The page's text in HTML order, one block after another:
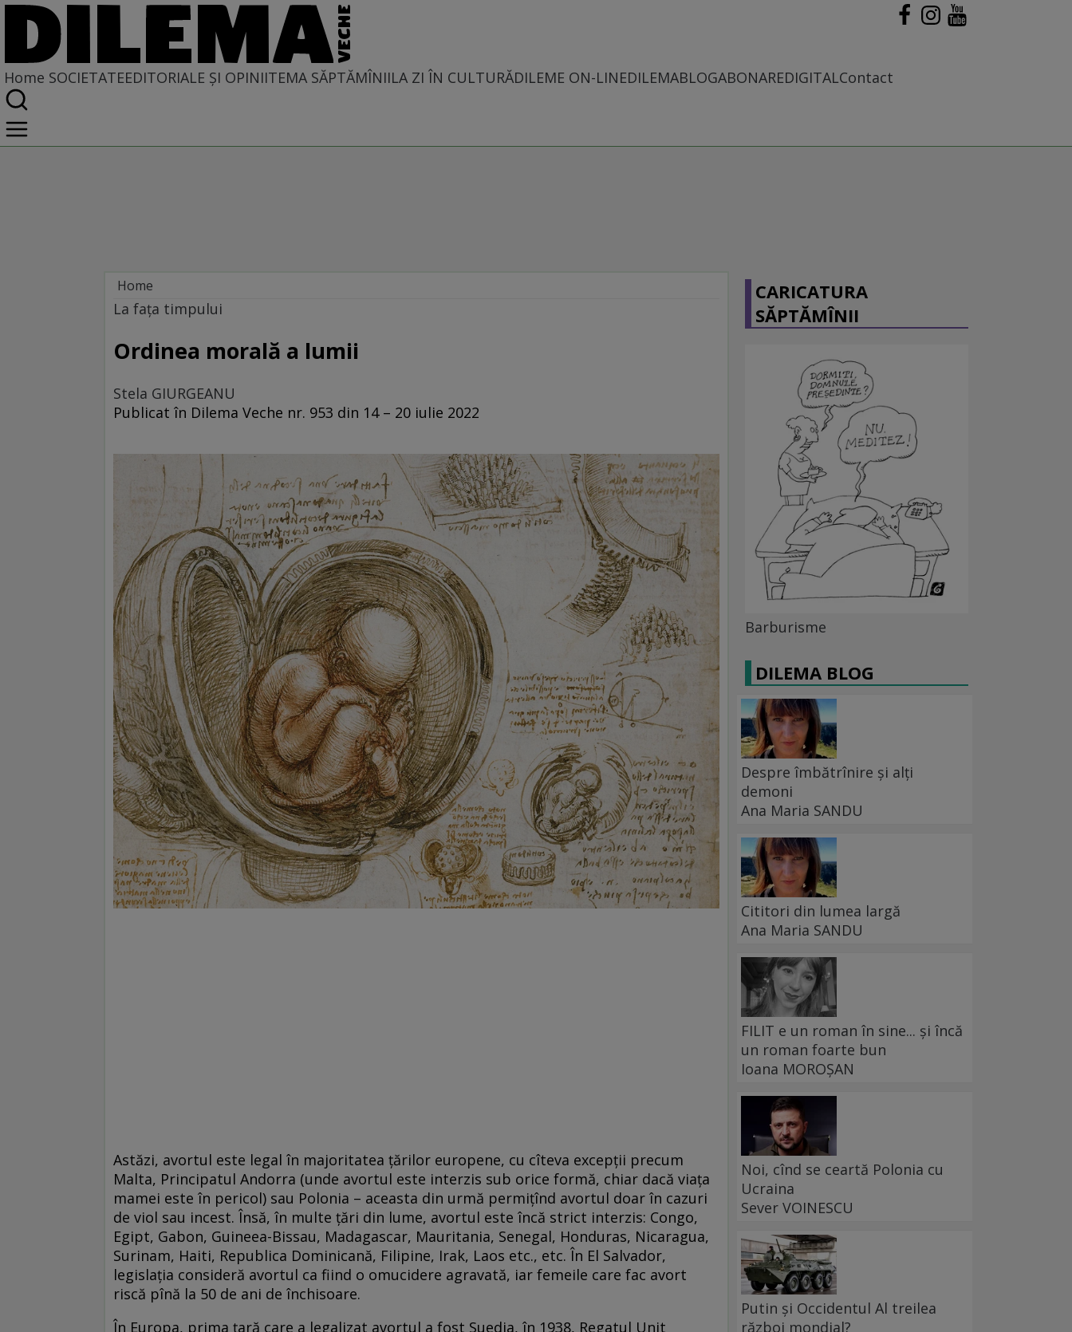
Home SOCIETATEEDITORIALE ȘI OPINIITEMA SĂPTĂMÎNIILA ZI ÎN CULTURĂDILEME ON-LINEDILEMABLOGABONAREDIGITALContact
Home
Societate
La fața timpului
Ordinea morală a lumii
Stela GIURGEANU
Publicat în Dilema Veche nr. 953 din 14 – 20 iulie 2022
Astăzi, avortul este legal în majoritatea țărilor europene, cu cîteva excepții precum
Malta, Principatul Andorra (unde avortul este interzis sub orice formă, chiar dacă viața
mamei este în pericol) sau Polonia – aceasta din urmă permițînd avortul doar în cazuri
de viol sau incest. Însă, în multe țări din lume, avortul este încă strict interzis: Congo,
Egipt, Gabon, Guineea-Bissau, Madagascar, Mauritania, Senegal, Honduras, Nicaragua,
Surinam, Haiti, Republica Dominicană, Filipine, Irak, Laos etc., etc. În El Salvador,
legislația consideră avortul ca fiind o omucidere agravată, iar femeile care fac avort
riscă pînă la 50 de ani de închisoare.
În Europa, prima țară care a legalizat avortul a fost Suedia, în 1938, Regatul Unit
CARICATURA
SĂPTĂMÎNII
Barburisme
DILEMA BLOG
Despre îmbătrînire și alți
demoni
Ana Maria SANDU
Cititori din lumea largă
Ana Maria SANDU
FILIT e un roman în sine... și încă
un roman foarte bun
Ioana MOROȘAN
Noi, cînd se ceartă Polonia cu
Ucraina
Sever VOINESCU
Putin și Occidentul Al treilea
război mondial?